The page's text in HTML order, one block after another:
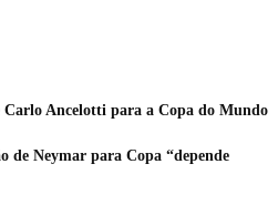
Carlo Ancelotti para a Copa do Mundo
de Neymar para Copa “depende